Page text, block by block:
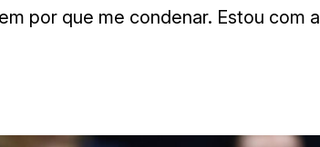
por que me condenar. Estou com a